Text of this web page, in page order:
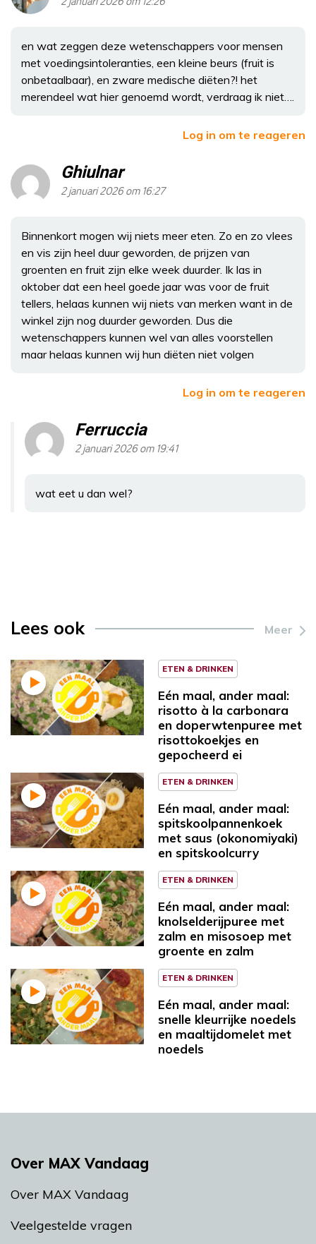
en wat zeggen deze wetenschappers voor mensen
met voedingsintoleranties, een kleine beurs (fruit is
onbetaalbaar), en zware medische diëten?! het
merendeel wat hier genoemd wordt, verdraag ik niet….
Log in om te reageren
Ghiulnar
2 januari 2026 om 16:27
Binnenkort mogen wij niets meer eten. Zo en zo vlees
en vis zijn heel duur geworden, de prijzen van
groenten en fruit zijn elke week duurder. Ik las in
oktober dat een heel goede jaar was voor de fruit
tellers, helaas kunnen wij niets van merken want in de
winkel zijn nog duurder geworden. Dus die
wetenschappers kunnen wel van alles voorstellen
maar helaas kunnen wij hun diëten niet volgen
Log in om te reageren
Ferruccia
2 januari 2026 om 19:41
wat eet u dan wel?
Lees ook Meer
ETEN & DRINKEN
Eén maal, ander maal:
risotto à la carbonara
en doperwtenpuree met
risottokoekjes en
gepocheerd ei
ETEN & DRINKEN
Eén maal, ander maal:
spitskoolpannenkoek
met saus (okonomiyaki)
en spitskoolcurry
ETEN & DRINKEN
Eén maal, ander maal:
knolselderijpuree met
zalm en misosoep met
groente en zalm
ETEN & DRINKEN
Eén maal, ander maal:
snelle kleurrijke noedels
en maaltijdomelet met
noedels
Over MAX Vandaag
Over MAX Vandaag
Veelgestelde vragen